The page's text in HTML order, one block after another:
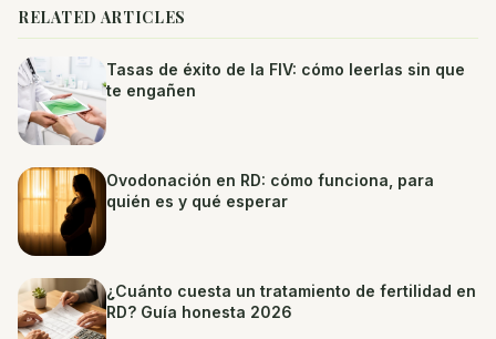
RELATED ARTICLES
Tasas de éxito de la FIV: cómo leerlas sin que
te engañen
Ovodonación en RD: cómo funciona, para
quién es y qué esperar
¿Cuánto cuesta un tratamiento de fertilidad en
RD? Guía honesta 2026